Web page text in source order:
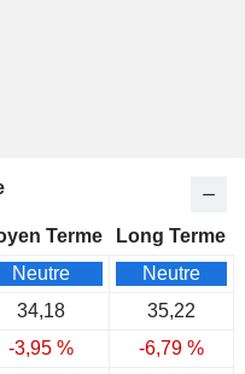
Terme
Long Terme
Neutre
Neutre
34,18
35,22
-3,95 %
-6,79 %